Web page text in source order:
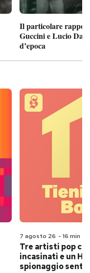
Il particolare
Guccini e Lucio
d’epoca
7 agosto 26 - 16 min
Tre artisti pop
incasinati e un
spionaggio